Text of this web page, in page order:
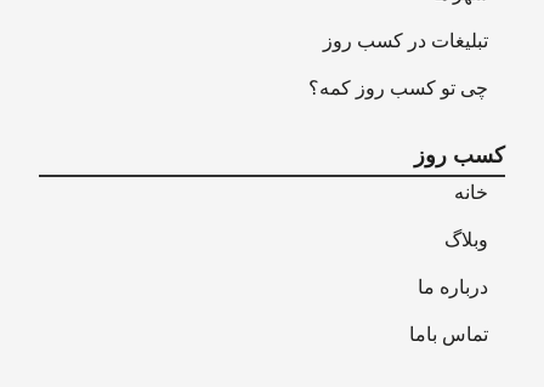
کسب روز
خانه
وبلاگ
درباره ما
تماس باما
تبلیغات در کسب روز
چی تو کسب روز کمه؟